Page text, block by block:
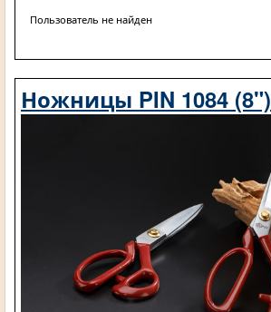
Пользователь не найден
Ножницы PIN 1084 (8")